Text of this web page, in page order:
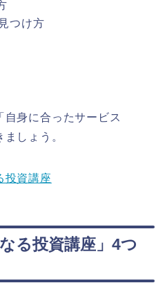
つけ方
自身に合ったサービス
しょう。
投資講座
る投資講座」4つ